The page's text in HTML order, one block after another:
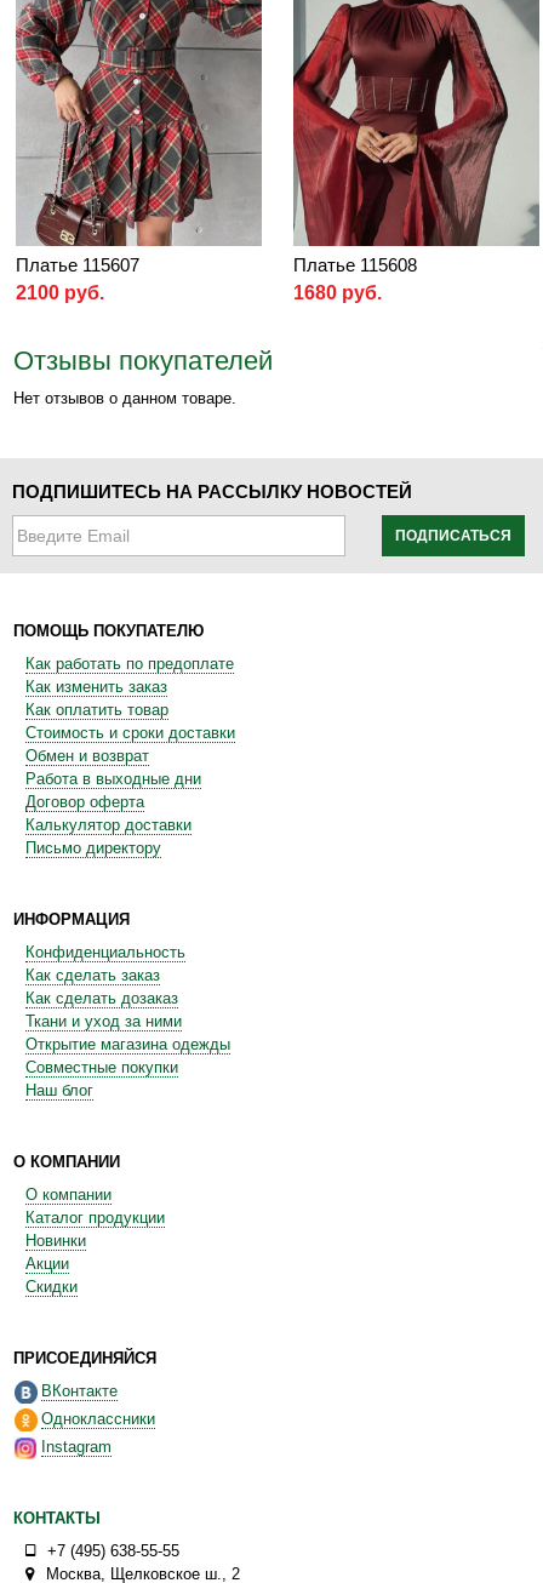
Платье 115607
2100 руб.
Платье 115608
1680 руб.
Отзывы покупателей
Нет отзывов о данном товаре.
ПОДПИШИТЕСЬ НА РАССЫЛКУ НОВОСТЕЙ
ПОДПИСАТЬСЯ
ПОМОЩЬ ПОКУПАТЕЛЮ
Как работать по предоплате
Как изменить заказ
Как оплатить товар
Стоимость и сроки доставки
Обмен и возврат
Работа в выходные дни
Договор оферта
Калькулятор доставки
Письмо директору
ИНФОРМАЦИЯ
Конфиденциальность
Как сделать заказ
Как сделать дозаказ
Ткани и уход за ними
Открытие магазина одежды
Совместные покупки
Наш блог
О КОМПАНИИ
О компании
Каталог продукции
Новинки
Акции
Скидки
ПРИСОЕДИНЯЙСЯ
ВКонтакте
Одноклассники
Instagram
КОНТАКТЫ
+7 (495) 638-55-55
Москва, Щелковское ш., 2